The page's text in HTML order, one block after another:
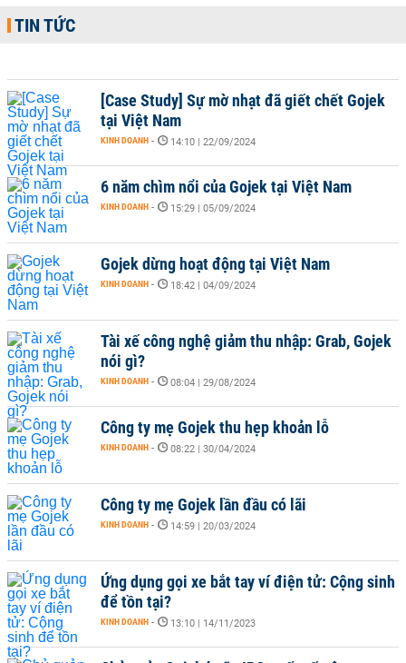
TIN TỨC
[Case Study] Sự mờ nhạt đã giết chết Gojek
tại Việt Nam
KINH DOANH - 14:10 | 22/09/2024
6 năm chìm nổi của Gojek tại Việt Nam
KINH DOANH - 15:29 | 05/09/2024
Gojek dừng hoạt động tại Việt Nam
KINH DOANH - 18:42 | 04/09/2024
Tài xế công nghệ giảm thu nhập: Grab, Gojek
nói gì?
KINH DOANH - 08:04 | 29/08/2024
Công ty mẹ Gojek thu hẹp khoản lỗ
KINH DOANH - 08:22 | 30/04/2024
Công ty mẹ Gojek lần đầu có lãi
KINH DOANH - 14:59 | 20/03/2024
Ứng dụng gọi xe bắt tay ví điện tử: Cộng sinh
để tồn tại?
KINH DOANH - 13:10 | 14/11/2023